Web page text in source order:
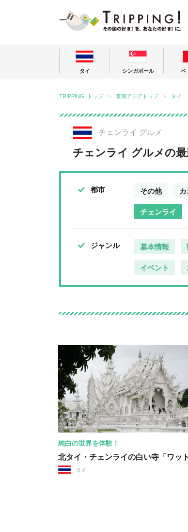
タイ シンガポール ベ
TRIPPING! トップ 東南アジアトップ タイ
チェンライ グルメ
チェンライ グルメの
都市 その他
チェンライ
ジャンル 基本情報
イベント
純白の世界を体験！
北タイ・チェンライの白い寺「ワッ
タイ